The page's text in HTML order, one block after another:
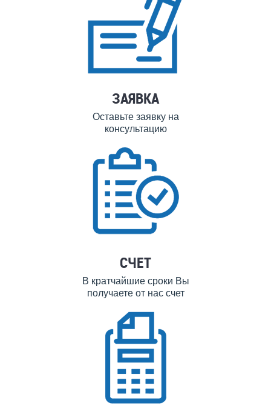
ЗАЯВКА
Оставьте заявку на
консультацию
СЧЕТ
В кратчайшие сроки Вы
получаете от нас счет